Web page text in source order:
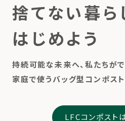
捨てない暮ら
はじめよう
持続可能な未来へ、私たちがで
家庭で使うバッグ型コンポスト
LFCコンポスト